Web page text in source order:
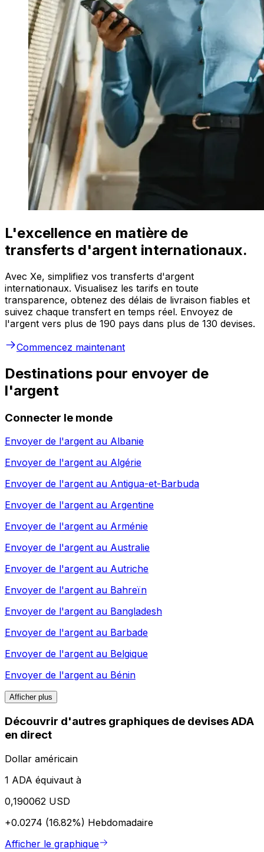
L'excellence en matière de
transferts d'argent internationaux.
Avec Xe, simplifiez vos transferts d'argent
internationaux. Visualisez les tarifs en toute
transparence, obtenez des délais de livraison fiables et
suivez chaque transfert en temps réel. Envoyez de
l'argent vers plus de 190 pays dans plus de 130 devises.
Commencez maintenant
Destinations pour envoyer de
l'argent
Connecter le monde
Envoyer de l'argent au Albanie
Envoyer de l'argent au Algérie
Envoyer de l'argent au Antigua-et-Barbuda
Envoyer de l'argent au Argentine
Envoyer de l'argent au Arménie
Envoyer de l'argent au Australie
Envoyer de l'argent au Autriche
Envoyer de l'argent au Bahreïn
Envoyer de l'argent au Bangladesh
Envoyer de l'argent au Barbade
Envoyer de l'argent au Belgique
Envoyer de l'argent au Bénin
Afficher plus
Découvrir d'autres graphiques de devises ADA
en direct
Dollar américain
1 ADA équivaut à
0,190062 USD
+0.0274 (16.82%) Hebdomadaire
Afficher le graphique